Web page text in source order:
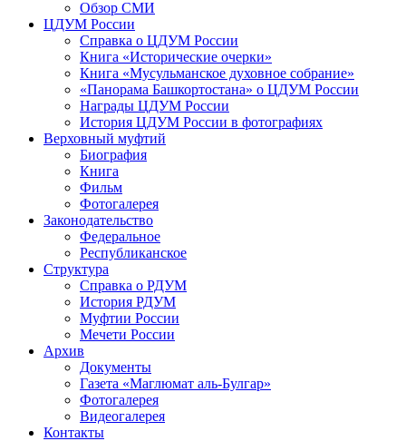
Обзор СМИ
ЦДУМ России
Справка о ЦДУМ России
Книга «Исторические очерки»
Книга «Мусульманское духовное собрание»
«Панорама Башкортостана» о ЦДУМ России
Награды ЦДУМ России
История ЦДУМ России в фотографиях
Верховный муфтий
Биография
Книга
Фильм
Фотогалерея
Законодательство
Федеральное
Республиканское
Структура
Справка о РДУМ
История РДУМ
Муфтии России
Мечети России
Архив
Документы
Газета «Маглюмат аль-Булгар»
Фотогалерея
Видеогалерея
Контакты